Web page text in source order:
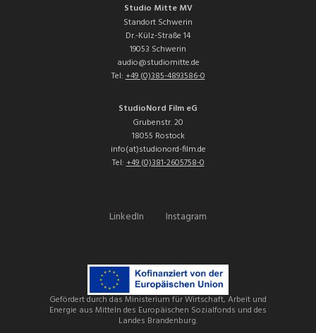
Studio Mitte MV
Standort Schwerin
Dr.-Külz-Straße 14
19053 Schwerin
audio@studiomitte.de
Tel:+49 (0)385-4893586-0
StudioNord Film eG
Grubenstr. 20
18055 Rostock
info(at)studionord-film.de
Tel:+49 (0)381-2605758-0
LinkedIn Instagram
Gefördert durch das Ministerium für Wirtschaft, Arbeit und
Energie aus Mitteln des Europäischen Sozialfonds und des
Landes Brandenburg.